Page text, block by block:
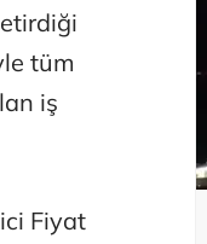
tüm
iş
Fiyat